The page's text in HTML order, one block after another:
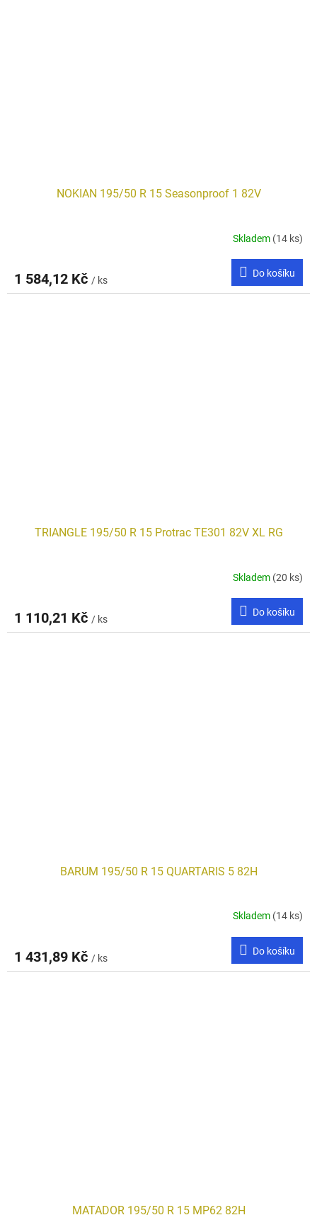
NOKIAN 195/50 R 15 Seasonproof 1 82V
Skladem (14 ks)
1 584,12 Kč / ks
Do košíku
TRIANGLE 195/50 R 15 Protrac TE301 82V XL RG
Skladem (20 ks)
1 110,21 Kč / ks
Do košíku
BARUM 195/50 R 15 QUARTARIS 5 82H
Skladem (14 ks)
1 431,89 Kč / ks
Do košíku
MATADOR 195/50 R 15 MP62 82H